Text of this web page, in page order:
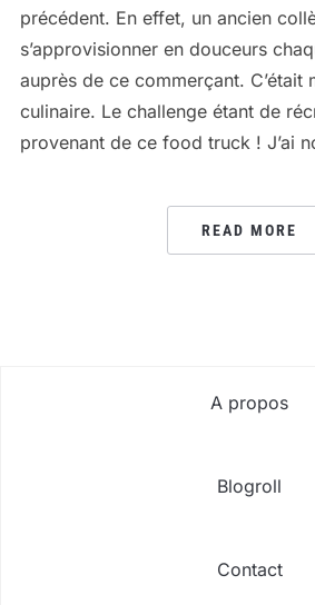
précédent. En effet, un ancien
s’approvisionner en douceurs
auprès de ce commerçant. C’était
culinaire. Le challenge étant de
provenant de ce food truck ! J’ai
READ MORE
A propos
Blogroll
Contact